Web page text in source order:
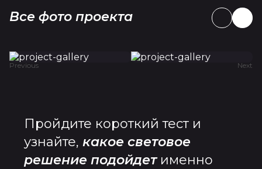
Все фото проекта
Previous Next
Пройдите короткий тест и
узнайте, какое световое
решение подойдетименно